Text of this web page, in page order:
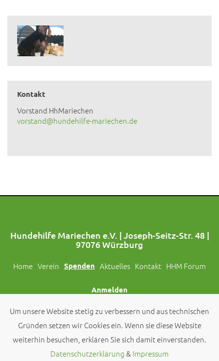
Kontakt
Vorstand HhMariechen
vorstand@hundehilfe-mariechen.de
Hundehilfe Mariechen e.V. | Joseph-Seitz-Str. 48 |
97076 Würzburg
Home Verein Spenden Aktuelles Kontakt HHM Forum
Anmelden
Folgt uns auch auf Social Media!
© 2026 byHundehilfe Mariechen e.V.
Um unsere Website stetig zu verbessern und aus technischen
Gründen setzen wir Cookies ein. Wenn sie diese Website
weiterhin besuchen, erklären Sie sich damit einverstanden.
Datenschutzerklärung& Impressum